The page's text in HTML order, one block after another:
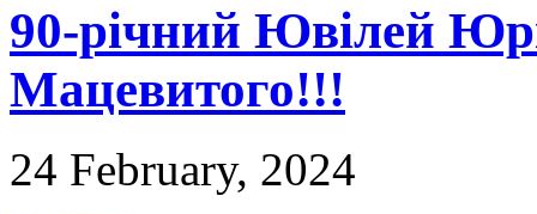
90-річний Ювілей
Мацевитого!!!
24 February, 2024